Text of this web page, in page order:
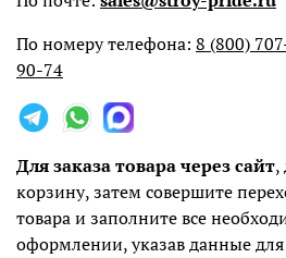
По номеру телефона: 8 (800)
90-74
Для заказа товара через сайт,
корзину, затем совершите
товара и заполните все
оформлении, указав данные